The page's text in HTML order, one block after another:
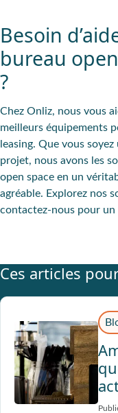
Besoin
bureau
?
Chez Onliz, nous vous
meilleurs équipements
leasing. Que vous
projet, nous avons les
open space en un
agréable. Explorez nos
contactez-nous pour un
Ces articles